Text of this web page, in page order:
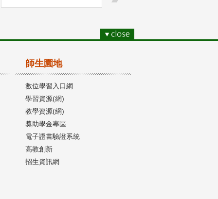
師生園地
數位學習入口網
學習資源(網)
教學資源(網)
獎助學金專區
電子證書驗證系統
高教創新
招生資訊網